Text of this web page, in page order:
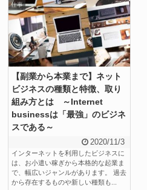
【副業から本業まで】ネット
ビジネスの種類と特徴、取り
組み方とは ～Internet
businessは「最強」のビジネ
スである～
2020/11/3
仕事
インターネットを利用したビジネスに
は、お小遣い稼ぎから本格的な起業ま
で、幅広いジャンルがあります。 過去
から存在するものや新しい種類も...